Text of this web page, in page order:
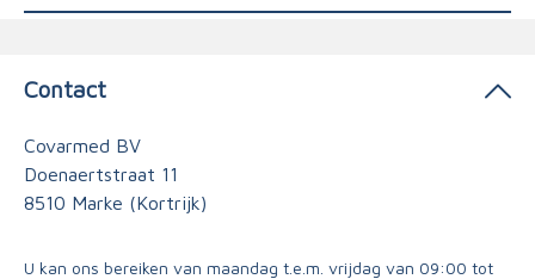
Contact
Covarmed BV
Doenaertstraat 11
8510 Marke (Kortrijk)
U kan ons bereiken van maandag t.e.m. vrijdag van 09:00 tot